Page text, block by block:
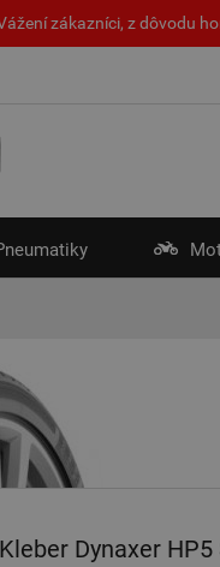
zákazníci, z dôvodu
Kleber Dynaxer HP5